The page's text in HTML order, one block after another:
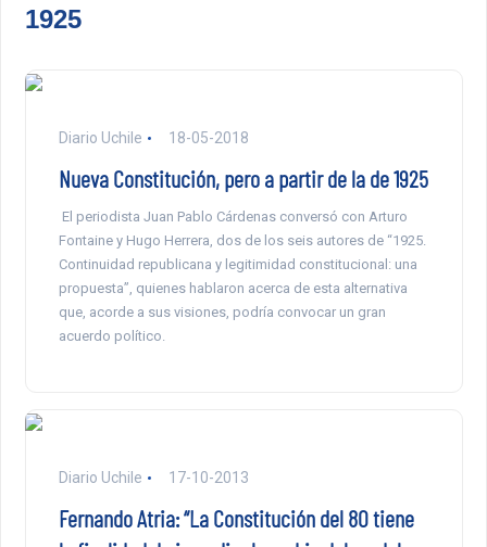
1925
Diario Uchile 18-05-2018
Nueva Constitución, pero a partir de la de 1925
El periodista Juan Pablo Cárdenas conversó con Arturo
Fontaine y Hugo Herrera, dos de los seis autores de “1925.
Continuidad republicana y legitimidad constitucional: una
propuesta”, quienes hablaron acerca de esta alternativa
que, acorde a sus visiones, podría convocar un gran
acuerdo político.
Diario Uchile 17-10-2013
Fernando Atria: “La Constitución del 80 tiene